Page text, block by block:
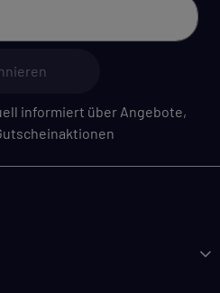
informiert über Angebote,